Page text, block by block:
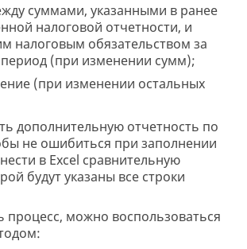
суммами, указанными в ранее
налоговой отчетности, и
налоговым обязательством за
(при изменении сумм);
(при изменении остальных
дополнительную отчетность по
не ошибиться при заполнении
в Excel сравнительную
будут указаны все строки
процесс, можно воспользоваться